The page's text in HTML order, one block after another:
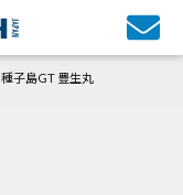
種子島GT 豊生丸